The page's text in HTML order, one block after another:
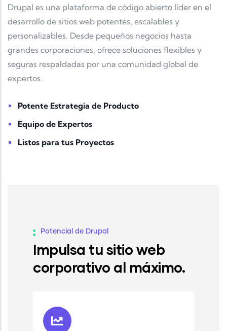
Drupal es una plataforma de código abierto líder en el
desarrollo de sitios web potentes, escalables y
personalizables. Desde pequeños negocios hasta
grandes corporaciones, ofrece soluciones flexibles y
seguras respaldadas por una comunidad global de
expertos.
Potente Estrategia de Producto
Equipo de Expertos
Listos para tus Proyectos
Potencial de Drupal
Impulsa tu sitio web
corporativo al máximo.